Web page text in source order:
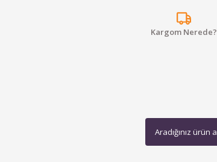
Kargom Nerede?